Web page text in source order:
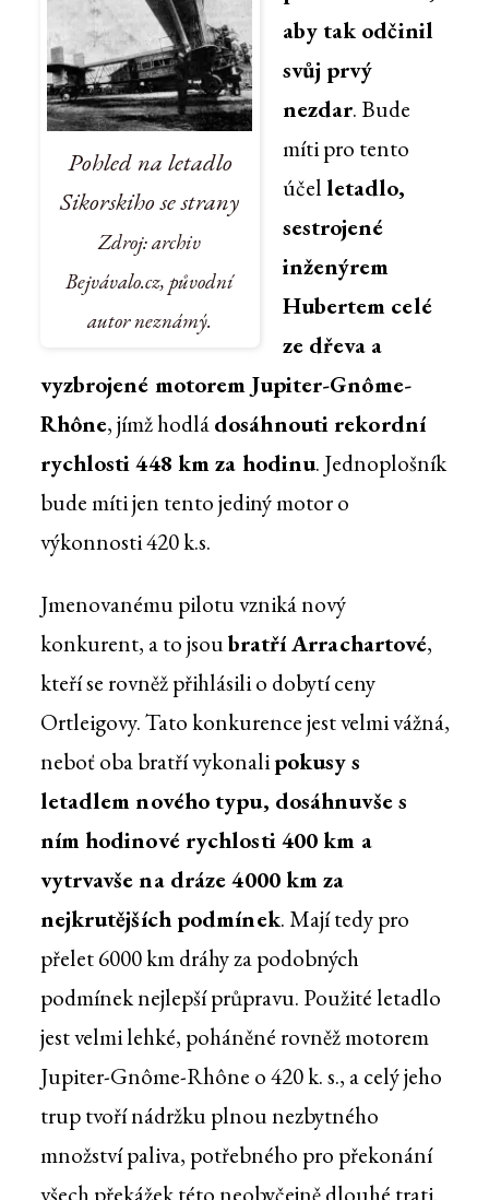
Pohled na letadlo
Sikorskiho se strany
Zdroj: archiv
Bejvávalo.cz, původní
autor neznámý.
aby tak odčinil
svůj prvý
nezdar. Bude
míti pro tento
účelletadlo,
sestrojené
inženýrem
Hubertem celé
ze dřeva a
vyzbrojené motorem Jupiter-Gnôme-
Rhône, jímž hodládosáhnouti rekordní
rychlosti 448 km za hodinu. Jednoplošník
bude míti jen tento jediný motor o
výkonnosti 420 k.s.
Jmenovanému pilotu vzniká nový
konkurent, a to jsoubratří Arrachartové,
kteří se rovněž přihlásili o dobytí ceny
Ortleigovy. Tato konkurence jest velmi vážná,
neboť oba bratří vykonalipokusy s
letadlem nového typu, dosáhnuvše s
ním hodinové rychlosti 400 km a
vytrvavše na dráze 4000 km za
nejkrutějších podmínek. Mají tedy pro
přelet 6000 km dráhy za podobných
podmínek nejlepší průpravu. Použité letadlo
jest velmi lehké, poháněné rovněž motorem
Jupiter-Gnôme-Rhône o 420 k. s., a celý jeho
trup tvoří nádržku plnou nezbytného
množství paliva, potřebného pro překonání
všech překážek této neobyčejně dlouhé trati.